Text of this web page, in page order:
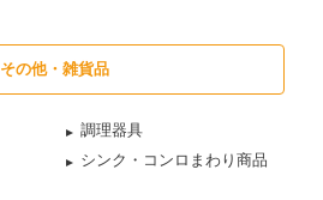
その他・雑貨品
調理器具
シンク・コンロまわり商品